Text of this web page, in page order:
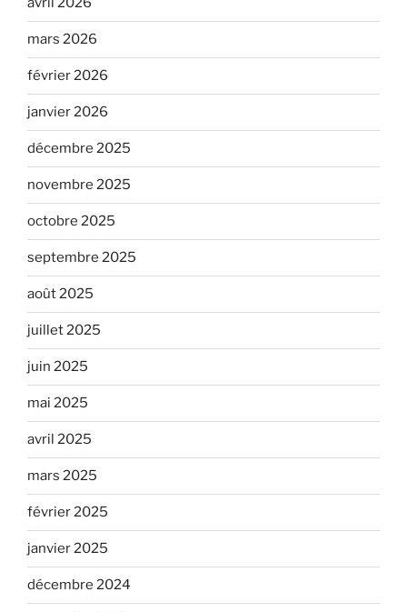
mars 2026
février 2026
janvier 2026
décembre 2025
novembre 2025
octobre 2025
septembre 2025
août 2025
juillet 2025
juin 2025
mai 2025
avril 2025
mars 2025
février 2025
janvier 2025
décembre 2024